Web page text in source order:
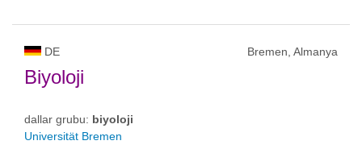
DE Bremen, Almanya
Biyoloji
dallar grubu: biyoloji
Universität Bremen